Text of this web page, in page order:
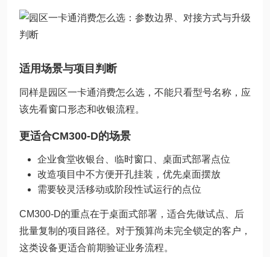
适用场景与项目判断
同样是园区一卡通消费怎么选，不能只看型号名称，应
该先看窗口形态和收银流程。
更适合CM300-D的场景
企业食堂收银台、临时窗口、桌面式部署点位
改造项目中不方便开孔挂装，优先桌面摆放
需要较灵活移动或阶段性试运行的点位
CM300-D的重点在于桌面式部署，适合先做试点、后
批量复制的项目路径。对于预算尚未完全锁定的客户，
这类设备更适合前期验证业务流程。